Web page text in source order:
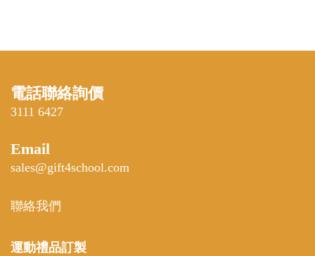
電話聯絡詢價
3111 6427
Email
sales@gift4school.com
聯絡我們
運動禮品訂製